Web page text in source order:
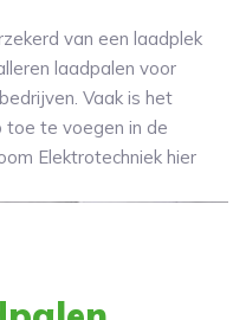
van een laadplek
laadpalen voor
Vaak is het
toe te voegen in de
Elektrotechniek hier